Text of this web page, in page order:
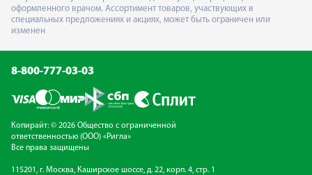
оформленного врачом. Ассортимент товаров, участвующих в
специальных предложениях и акциях, может быть ограничен или
изменен
8-800-777-03-03
Копирайт: © 2026 Общество с ограниченной
ответственностью (ООО) «Ригла»
Все права защищены
115201, г. Москва, Каширское шоссе, д. 22, корп. 4, стр. 1